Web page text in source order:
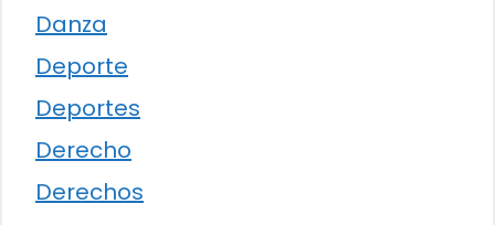
Danza
Deporte
Deportes
Derecho
Derechos